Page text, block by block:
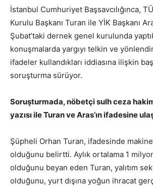
İstanbul Cumhuriyet Başsavcılığınca,
Kurulu Başkanı Turan ile YİK Başkanı
Şubat’taki dernek genel kurulunda
konuşmalarda yargıyı telkin ve
ifadeler kullandıkları iddiasına ilişkin
soruşturma sürüyor.
Soruşturmada, nöbetçi sulh ceza
yazısı ile Turan ve Aras’ın ifadesine
Şüpheli Orhan Turan, ifadesinde
olduğunu belirtti. Aylık ortalama 1
olduğunu beyan eden Turan, yalıtım
olduğunu, yurt dışına yoğun ihracat